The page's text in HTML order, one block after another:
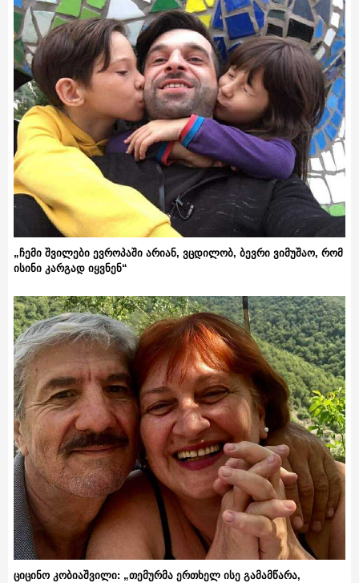
„ჩემი შვილები ევროპაში არიან, ვცდილობ, ბევრი ვიმუშაო, რომ
ისინი კარგად იყვნენ“
ციცინო კობიაშვილი: „თემურმა ერთხელ ისე გამამწარა,